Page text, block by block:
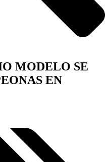
MODELO SE
EN